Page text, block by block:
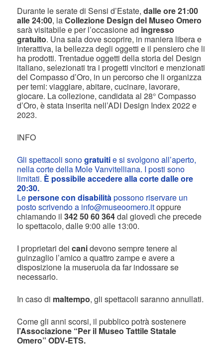
Durante le serate di Sensi d’Estate,dalle ore 21:00
alle 24:00, laCollezione Design del Museo Omero
sarà visitabile e per l’occasione ad ingresso
gratuito. Una sala dove scoprire, in maniera libera e
interattiva, la bellezza degli oggetti e il pensiero che li
ha prodotti. Trentadue oggetti della storia del Design
italiano, selezionati tra i progetti vincitori e menzionati
del Compasso d’Oro, in un percorso che li organizza
per temi: viaggiare, abitare, cucinare, lavorare,
giocare. La collezione, candidata al 28° Compasso
d’Oro, è stata inserita nell’ADI Design Index 2022 e
2023.
INFO
Gli spettacoli sonogratuitie si svolgono all’aperto,
nella corte della Mole Vanvitelliana. I posti sono
limitati. È possibile accedere alla corte dalle ore
20:30.
Le persone con disabilitàpossono riservare un
posto scrivendo a info@museoomero.itoppure
chiamando il342 50 60 364dal giovedì che precede
lo spettacolo, dalle 9:00 alle 13:00.
I proprietari deicanidevono sempre tenere al
guinzaglio l’amico a quattro zampe e avere a
disposizione la museruola da far indossare se
necessario.
In caso di maltempo, gli spettacoli saranno annullati.
Come gli anni scorsi, il pubblico potrà sostenere
l’Associazione “Per il Museo Tattile Statale
Omero” ODV-ETS.